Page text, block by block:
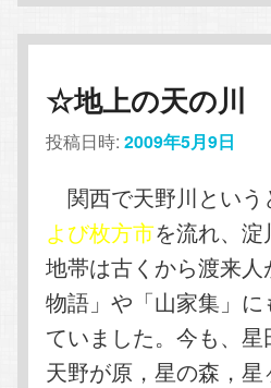
☆地上の天の川
投稿日時:2009年5月9日
関西で天野川という
よび枚方市を流れ、
地帯は古くから渡来
物語」や「山家集」
ていました。今も、
天野が原，星の森，